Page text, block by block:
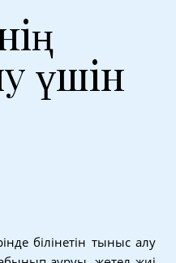
үшін
білінетін тыныс алу